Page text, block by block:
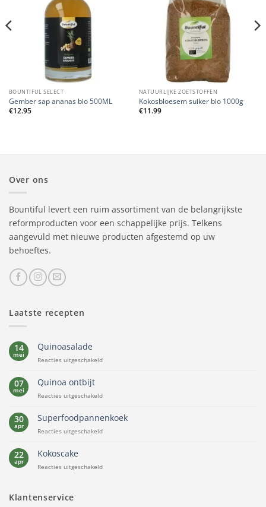
BOUNTIFUL SELECT
Gember sap ananas bio 500ML
€12.95
NATUURLIJKE ZOETSTOFFEN
Kokosbloesem suiker bio 1000g
€11.99
Over ons
Bountiful levert een ruim assortiment van de belangrijkste
reformproducten voor een schappelijke prijs. Telkens
aangevuld met nieuwe producten afgestemd op uw
behoeftes.
Laatste recepten
14
mei
Quinoasalade
Reacties uitgeschakeldvoor
07
mei
Quinoa ontbijt
Reacties uitgeschakeldvoor
ontbijt
30
apr
Superfoodpannenkoek
Reacties uitgeschakeldvoor
22
apr
Kokoscake
Reacties uitgeschakeldvoor
Klantenservice